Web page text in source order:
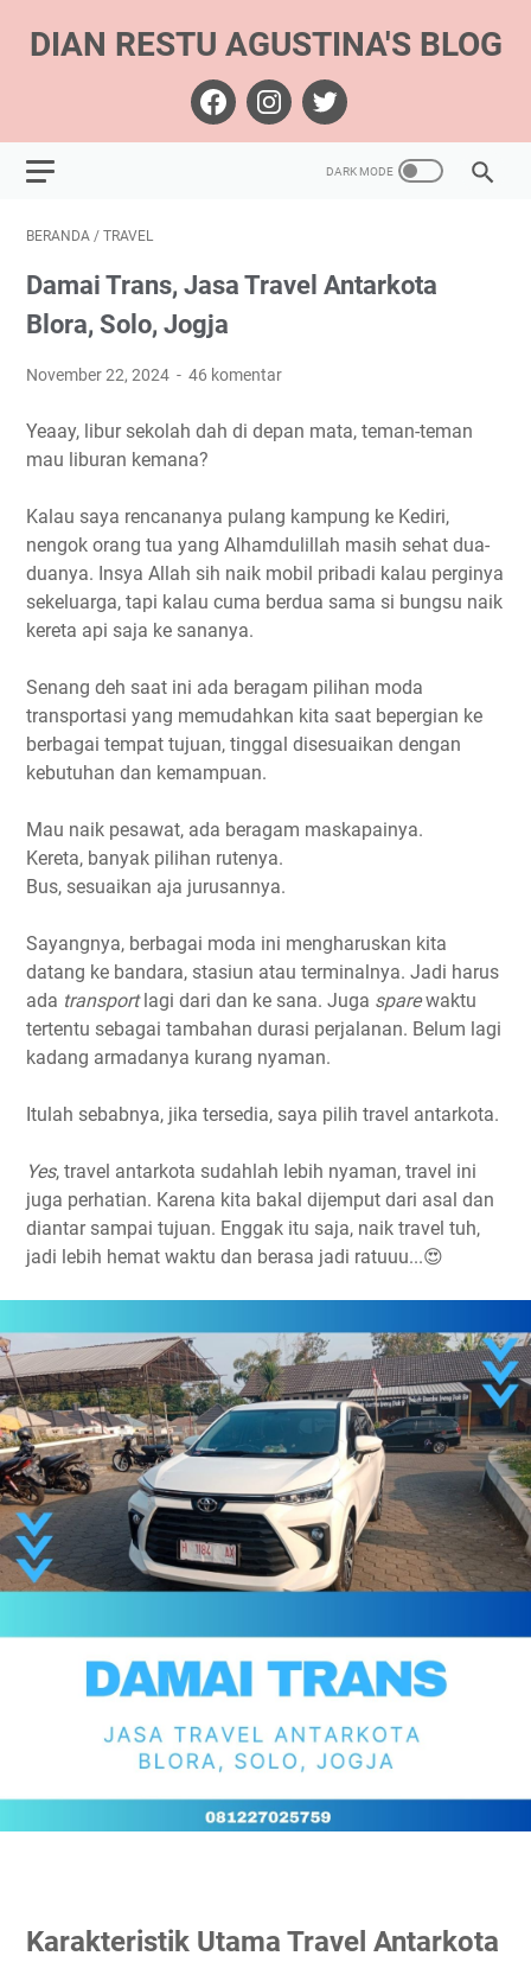
DIAN RESTU AGUSTINA'S BLOG
BERANDA / TRAVEL
Damai Trans, Jasa Travel Antarkota
Blora, Solo, Jogja
November 22, 2024 46 komentar
Yeaay, libur sekolah dah di depan mata, teman-teman
mau liburan kemana?
Kalau saya rencananya pulang kampung ke Kediri,
nengok orang tua yang Alhamdulillah masih sehat dua-
duanya. Insya Allah sih naik mobil pribadi kalau perginya
sekeluarga, tapi kalau cuma berdua sama si bungsu naik
kereta api saja ke sananya.
Senang deh saat ini ada beragam pilihan moda
transportasi yang memudahkan kita saat bepergian ke
berbagai tempat tujuan, tinggal disesuaikan dengan
kebutuhan dan kemampuan.
Mau naik pesawat, ada beragam maskapainya.
Kereta, banyak pilihan rutenya.
Bus, sesuaikan aja jurusannya.
Sayangnya, berbagai moda ini mengharuskan kita
datang ke bandara, stasiun atau terminalnya. Jadi harus
ada transportlagi dari dan ke sana. Juga sparewaktu
tertentu sebagai tambahan durasi perjalanan. Belum lagi
kadang armadanya kurang nyaman.
Itulah sebabnya, jika tersedia, saya pilih travel antarkota.
Yes, travel antarkota sudahlah lebih nyaman, travel ini
juga perhatian. Karena kita bakal dijemput dari asal dan
diantar sampai tujuan. Enggak itu saja, naik travel tuh,
jadi lebih hemat waktu dan berasa jadi ratuuu...😍
Karakteristik Utama Travel Antarkota